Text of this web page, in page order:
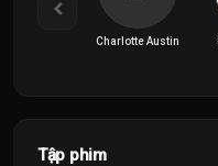
Charlotte Austin
Tập phim